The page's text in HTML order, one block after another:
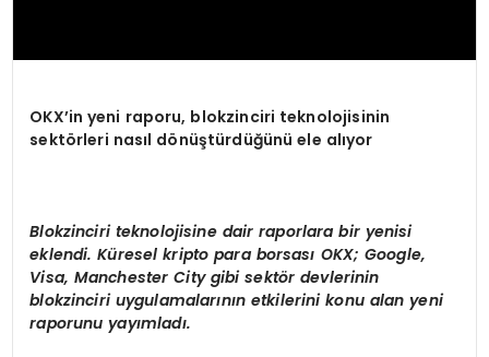
OKX’in yeni raporu, blokzinciri teknolojisinin
sektörleri nasıl dönüştürdüğünü ele alıyor
Blokzinciri teknolojisine dair raporlara bir yenisi
eklendi. Küresel kripto para borsası OKX; Google,
Visa, Manchester City gibi sektör devlerinin
blokzinciri uygulamalarının etkilerini konu alan yeni
raporunu yayımladı.